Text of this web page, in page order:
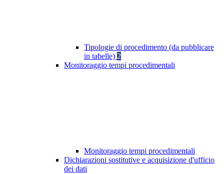
Tipologie di procedimento (da pubblicare
in tabelle) 2
Monitoraggio tempi procedimentali
Monitoraggio tempi procedimentali
Dichiarazioni sostitutive e acquisizione d'ufficio
dei dati